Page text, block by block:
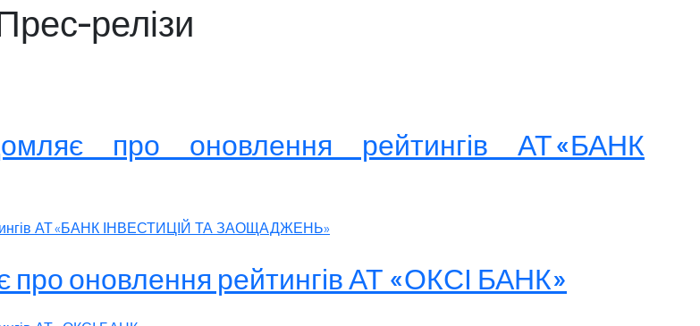
релізи
про оновлення рейтингів АТ «БАНК
АТ «БАНК ІНВЕСТИЦІЙ ТА ЗАОЩАДЖЕНЬ»
про оновлення рейтингів АТ «ОКСІ БАНК»